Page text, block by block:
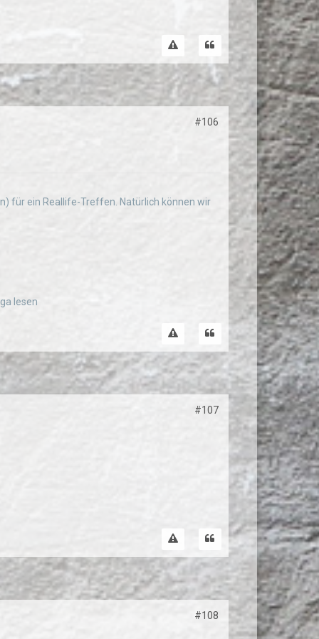
#106
für ein Reallife-Treffen. Natürlich können wir
lesen
#107
#108